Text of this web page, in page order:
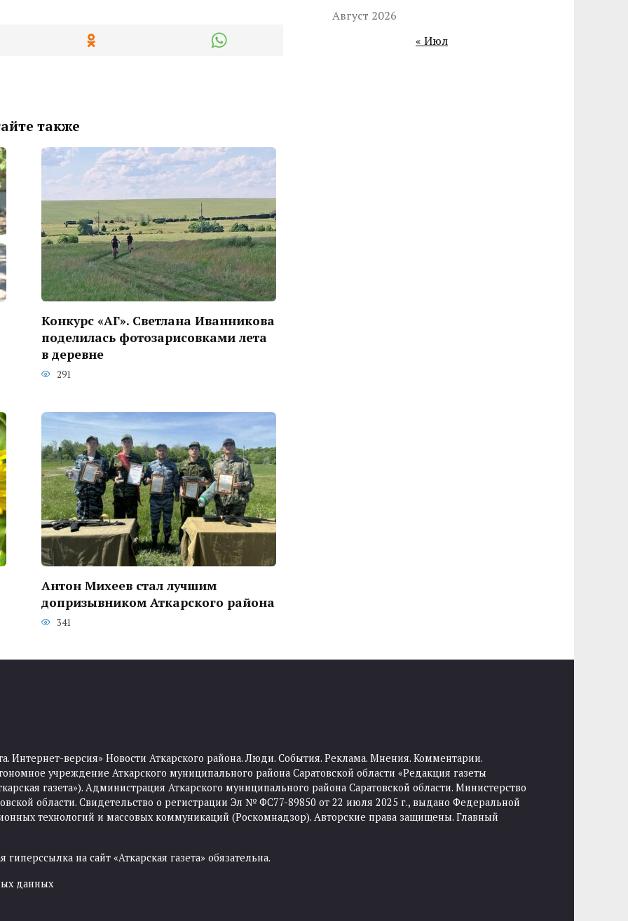
также
Конкурс «АГ». Светлана Иванникова
поделилась фотозарисовками лета
в деревне
291
Антон Михеев стал лучшим
допризывником Аткарского района
341
Август 2026
« Июл
Интернет-версия» Новости Аткарского района. Люди. События. Реклама. Мнения. Комментарии.
учреждение Аткарского муниципального района Саратовской области «Редакция газеты
газета»). Администрация Аткарского муниципального района Саратовской области. Министерство
области. Свидетельство о регистрации Эл № ФС77-89850 от 22 июля 2025 г., выдано Федеральной
технологий и массовых коммуникаций (Роскомнадзор). Авторские права защищены. Главный
на сайт «Аткарская газета» обязательна.
данных